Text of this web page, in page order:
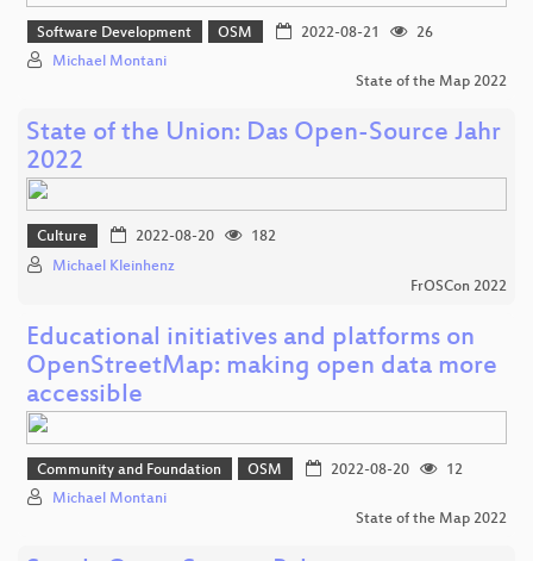
Software Development OSM 2022-08-21
26
Michael Montani
State of the Map 2022
State of the Union: Das Open-Source Jahr
2022
Culture 2022-08-20
182
Michael Kleinhenz
FrOSCon 2022
Educational initiatives and platforms on
OpenStreetMap: making open data more
accessible
Community and Foundation OSM 2022-08-20
12
Michael Montani
State of the Map 2022